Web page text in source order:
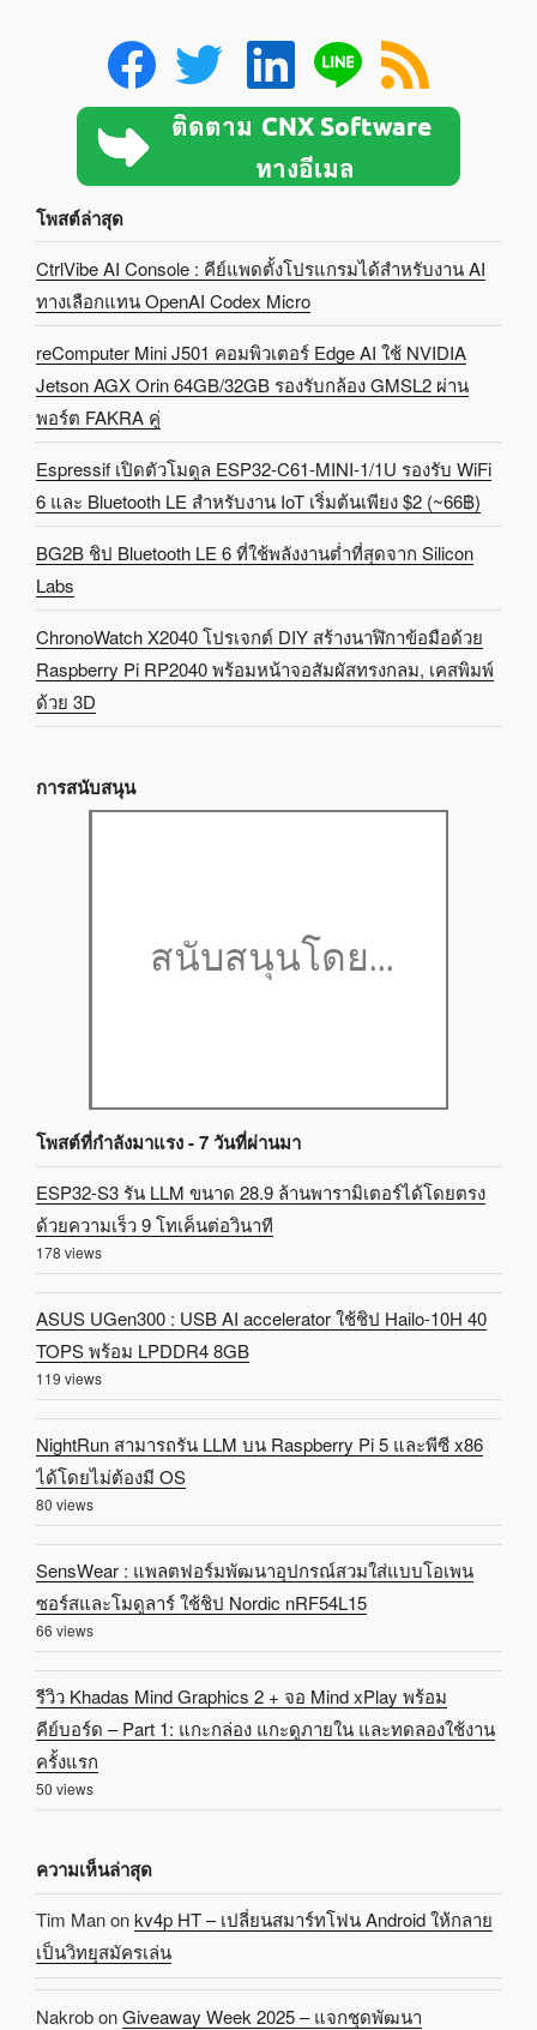
โพสต์ล่าสุด
CtrlVibe AI Console : คีย์แพดตั้งโปรแกรมได้สำหรับงาน AI
ทางเลือกแทน OpenAI Codex Micro
reComputer Mini J501 คอมพิวเตอร์ Edge AI ใช้ NVIDIA
Jetson AGX Orin 64GB/32GB รองรับกล้อง GMSL2 ผ่าน
พอร์ต FAKRA คู่
Espressif เปิดตัวโมดูล ESP32-C61-MINI-1/1U รองรับ WiFi
6 และ Bluetooth LE สำหรับงาน IoT เริ่มต้นเพียง $2 (~66฿)
BG2B ชิป Bluetooth LE 6 ที่ใช้พลังงานต่ำที่สุดจาก Silicon
Labs
ChronoWatch X2040 โปรเจกต์ DIY สร้างนาฬิกาข้อมือด้วย
Raspberry Pi RP2040 พร้อมหน้าจอสัมผัสทรงกลม, เคสพิมพ์
ด้วย 3D
การสนับสนุน
โพสต์ที่กำลังมาแรง - 7 วันที่ผ่านมา
ESP32-S3 รัน LLM ขนาด 28.9 ล้านพารามิเตอร์ได้โดยตรง
ด้วยความเร็ว 9 โทเค็นต่อวินาที
178 views
ASUS UGen300 : USB AI accelerator ใช้ชิป Hailo-10H 40
TOPS พร้อม LPDDR4 8GB
119 views
NightRun สามารถรัน LLM บน Raspberry Pi 5 และพีซี x86
ได้โดยไม่ต้องมี OS
80 views
SensWear : แพลตฟอร์มพัฒนาอุปกรณ์สวมใส่แบบโอเพน
ซอร์สและโมดูลาร์ ใช้ชิป Nordic nRF54L15
66 views
รีวิว Khadas Mind Graphics 2 + จอ Mind xPlay พร้อม
คีย์บอร์ด – Part 1: แกะกล่อง แกะดูภายใน และทดลองใช้งาน
ครั้งแรก
50 views
ความเห็นล่าสุด
Tim Manonkv4p HT – เปลี่ยนสมาร์ทโฟน Android ให้กลาย
เป็นวิทยุสมัครเล่น
NakrobonGiveaway Week 2025 – แจกชุดพัฒนา